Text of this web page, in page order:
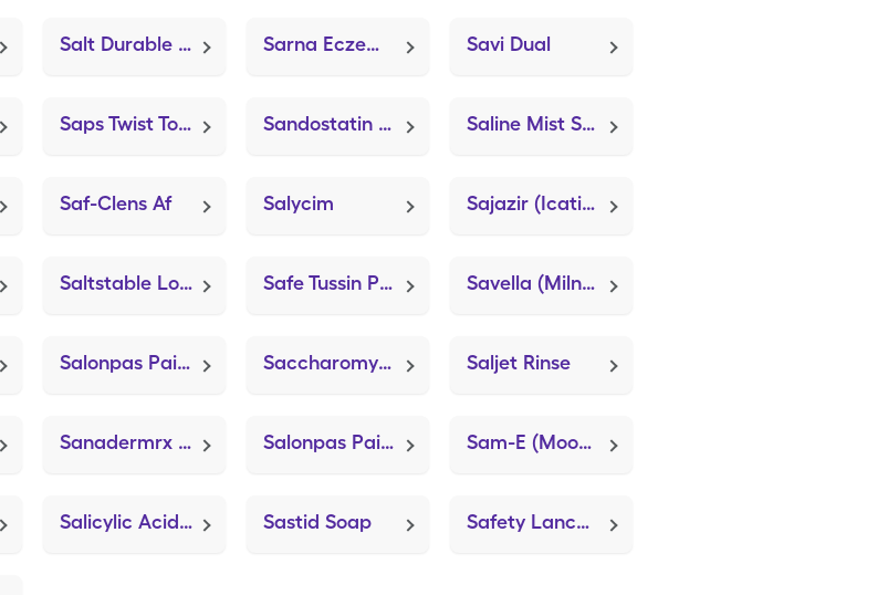
Salt Durable Cream (PCCA Lipoderm Base) Sarna Eczema Relief Savi Dual
Saps Twist Top Lancets (Onetouch Delica Plus) Sandostatin Lar Depot (Octreotide Acetate) Saline Mist Spray (Saline Nasal Spray)
Saf-Clens Af Salycim Sajazir (Icatibant Acetate)
Saltstable Lo (Salt Durable Cream) Safe Tussin Pm Savella (Milnacipran HCl)
Salonpas Pain Relieving (Lidocaine Pain Relief) Saccharomyces Boulardii (Florastor) Saljet Rinse
Sanadermrx Skin Repair (Trivix) Salonpas Pain Relief Patch Sam-E (Mood Plus SAM-e Double St)
Salicylic Acid (Salicylic Acid Wart Remover) Sastid Soap Safety Lancet 30g/Pressure Act (Onetouch Delica Plus)